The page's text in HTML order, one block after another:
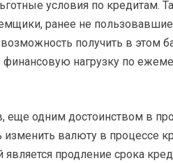
условия по кредитам.
ранее не
получить в этом
финансовую нагрузку по
одним достоинством в
валюту в процессе
продление срока